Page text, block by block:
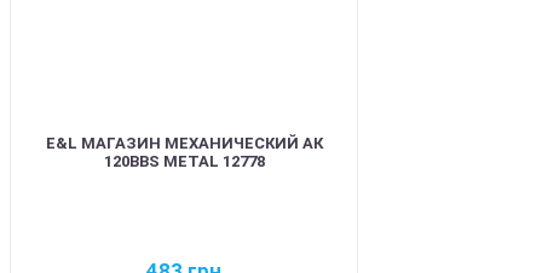
E&L МАГАЗИН МЕХАНИЧЕСКИЙ АК
120BBS METAL 12778